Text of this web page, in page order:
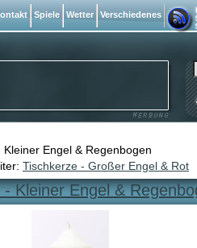
Kleiner Engel & Regenbogen
Tischkerze - Großer Engel & Rot
Kleiner Engel &
Spiele Wetter Verschiedenes